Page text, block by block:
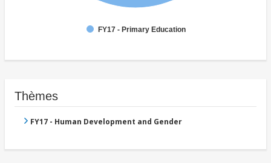
FY17 - Primary Education
Thèmes
FY17 - Human Development and Gender